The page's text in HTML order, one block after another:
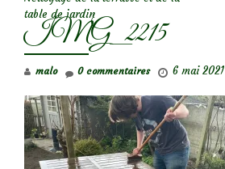
table de jardin
IMG_2215
malo 6 mai 2021
0 commentaires